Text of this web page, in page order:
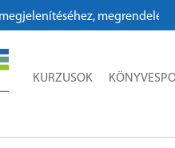
KURZUSOK